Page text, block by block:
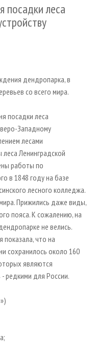
посадки леса
дендропарка, в
со всего мира.
посадки леса
Западному
лесами
Ленинградской
работы по
в 1848 году на базе
лесного колледжа.
Прижились даже виды,
пояса. К сожалению, на
не велись.
показала, что на
сохранилось около 160
являются
редкими для России.